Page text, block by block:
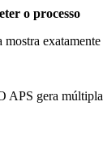
o processo
APS gera